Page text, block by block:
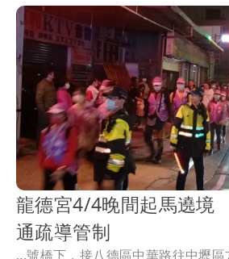
龍德宮4/4晚間起馬遶
通疏導管制